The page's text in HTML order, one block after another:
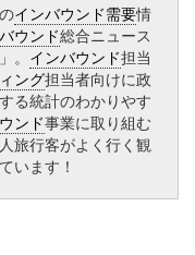
のインバウンド需要情
ウンド総合ニュース
。 インバウンド担当
ング担当者向けに政
る統計のわかりやす
ンド事業に取り組む
人旅行客がよく行く観
います！